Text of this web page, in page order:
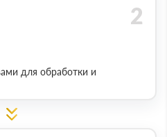
для обработки и